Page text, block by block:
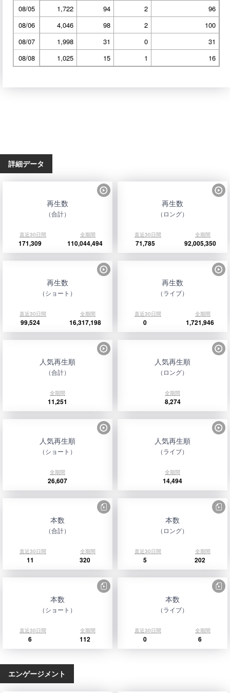
08/05
1,722 94 2
96
08/06
4,046 98 2
100
08/07
1,998 31 0
31
08/08
1,025 15 1 16
詳細データ
再生数
（合計）
直近30日間 全期間
171,309 110,044,494
再生数
（ロング）
直近30日間 全期間
71,785 92,005,350
再生数
（ショート）
直近30日間 全期間
99,524 16,317,198
再生数
（ライブ）
直近30日間 全期間
0 1,721,946
人気再生順
（合計）
全期間
11,251
人気再生順
（ロング）
全期間
8,274
人気再生順
（ショート）
全期間
26,607
人気再生順
（ライブ）
全期間
14,494
本数
（合計）
直近30日間 全期間
11 320
本数
（ロング）
直近30日間 全期間
5 202
本数
（ショート）
直近30日間 全期間
6 112
本数
（ライブ）
直近30日間 全期間
0 6
エンゲージメント